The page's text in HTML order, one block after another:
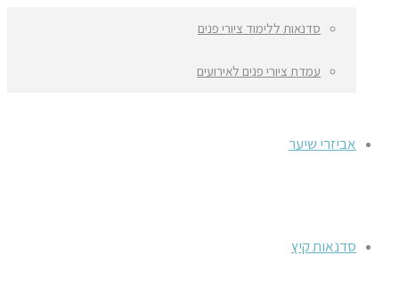
סדנאות ללימוד ציורי פנים
עמדת ציורי פנים לאירועים
אביזרי שיער
סדנאות קיץ